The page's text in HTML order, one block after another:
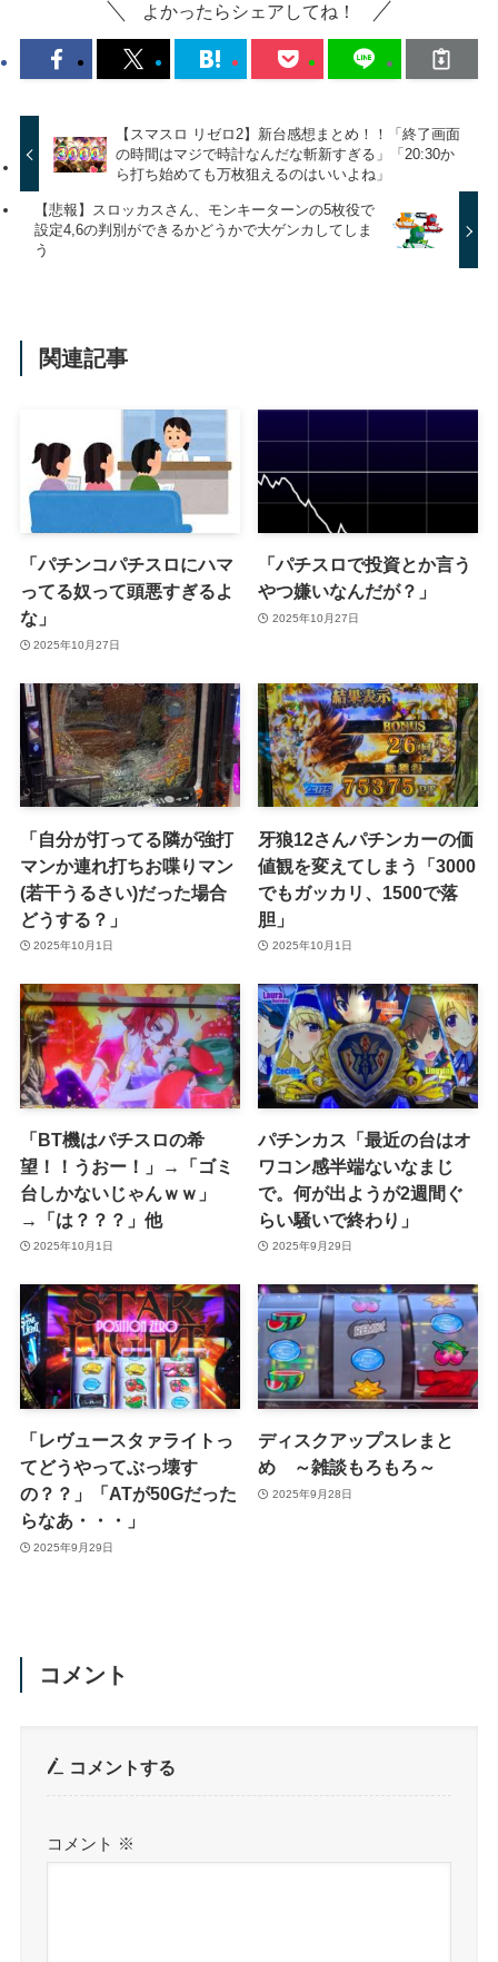
よかったらシェアしてね！
【スマスロ リゼロ2】新台感想まとめ！！「終了画面
の時間はマジで時計なんだな斬新すぎる」「20:30か
ら打ち始めても万枚狙えるのはいいよね」
【悲報】スロッカスさん、モンキーターンの5枚役で
設定4,6の判別ができるかどうかで大ゲンカしてしま
う
関連記事
「パチンコパチスロにハマ
ってる奴って頭悪すぎるよ
な」
2025年10月27日
「パチスロで投資とか言う
やつ嫌いなんだが？」
2025年10月27日
「自分が打ってる隣が強打
マンか連れ打ちお喋りマン
(若干うるさい)だった場合
どうする？」
2025年10月1日
牙狼12さんパチンカーの価
値観を変えてしまう「3000
でもガッカリ、1500で落
胆」
2025年10月1日
「BT機はパチスロの希
望！！うおー！」→「ゴミ
台しかないじゃんｗｗ」
→「は？？？」他
2025年10月1日
パチンカス「最近の台はオ
ワコン感半端ないなまじ
で。何が出ようが2週間ぐ
らい騒いで終わり」
2025年9月29日
「レヴュースタァライトっ
てどうやってぶっ壊す
の？？」「ATが50Gだった
らなあ・・・」
2025年9月29日
ディスクアップスレまと
め ～雑談もろもろ～
2025年9月28日
コメント
コメントする
コメント ※